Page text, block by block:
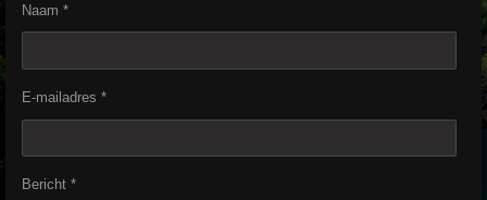
Naam *
E-mailadres *
Bericht *